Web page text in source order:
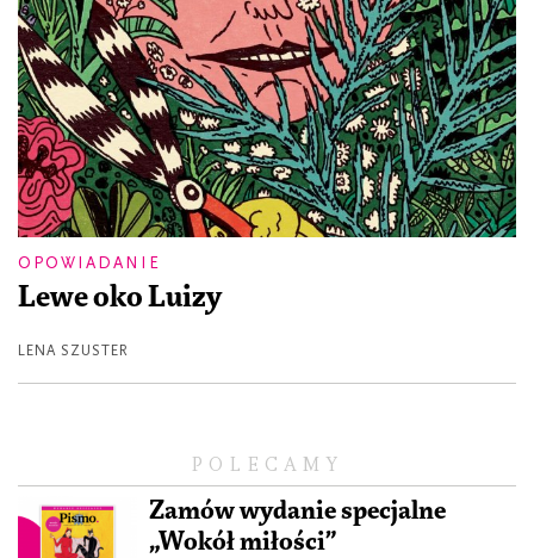
POLECAMY
Zamów wydanie specjalne
„Wokół miłości”
OPOWIADANIE
Lewe oko Luizy
LENA SZUSTER